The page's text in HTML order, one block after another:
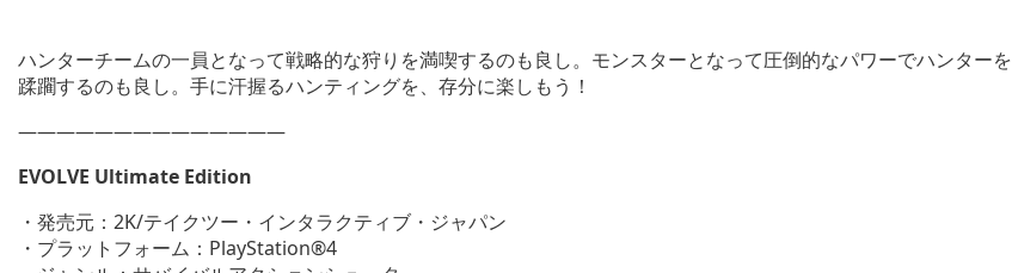
ハンターチームの一員となって戦略的な狩りを満喫するのも良し。モンスターとなって圧倒的なパワーでハンターを
蹂躙するのも良し。手に汗握るハンティングを、存分に楽しもう！
——————————————
EVOLVE Ultimate Edition
・発売元：2K/テイクツー・インタラクティブ・ジャパン
・プラットフォーム：PlayStation®4